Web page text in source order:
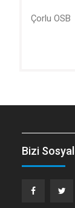
Çorlu OSB
Bizi